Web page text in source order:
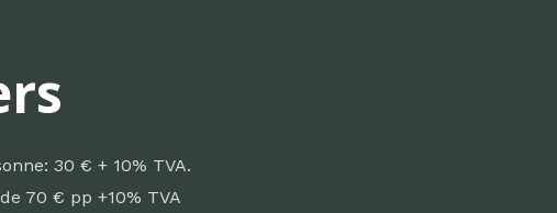
30 € + 10% TVA.
70 € pp +10% TVA